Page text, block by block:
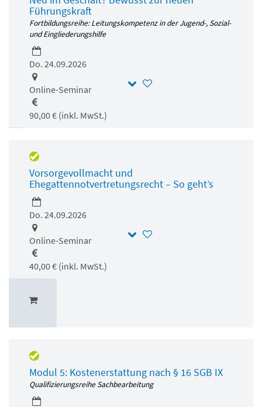
Führungskraft
Fortbildungsreihe: Leitungskompetenz in der Jugend-, Sozial-
und Eingliederungshilfe
Do. 24.09.2026
Online-Seminar
90,00 € (inkl. MwSt.)
Vorsorgevollmacht und
Ehegattennotvertretungsrecht – So geht’s
Do. 24.09.2026
Online-Seminar
40,00 € (inkl. MwSt.)
Modul 5: Kostenerstattung nach § 16 SGB IX
Qualifizierungsreihe Sachbearbeitung